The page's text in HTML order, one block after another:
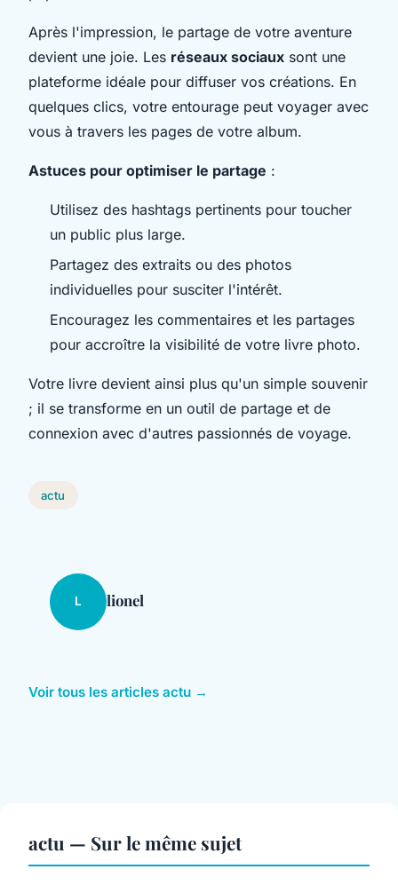
Après l'impression, le partage de votre aventure
devient une joie. Les réseaux sociaux sont une
plateforme idéale pour diffuser vos créations. En
quelques clics, votre entourage peut voyager avec
vous à travers les pages de votre album.
Astuces pour optimiser le partage :
Utilisez des hashtags pertinents pour toucher
un public plus large.
Partagez des extraits ou des photos
individuelles pour susciter l'intérêt.
Encouragez les commentaires et les partages
pour accroître la visibilité de votre livre photo.
Votre livre devient ainsi plus qu'un simple souvenir
; il se transforme en un outil de partage et de
connexion avec d'autres passionnés de voyage.
actu
L lionel
Voir tous les articles actu →
actu — Sur le même sujet